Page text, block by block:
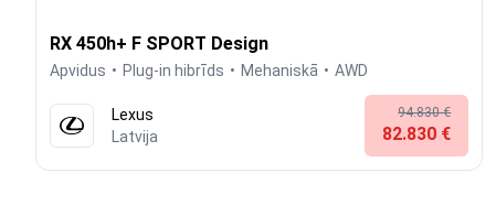
RX 450h+ F SPORT Design
Apvidus Plug-in hibrīds Mehaniskā AWD
Lexus
Latvija
94.830 €
82.830 €